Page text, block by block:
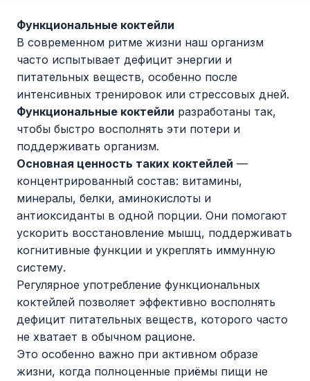
Функциональные коктейли
В современном ритме жизни наш организм
часто испытывает дефицит энергии и
питательных веществ, особенно после
интенсивных тренировок или стрессовых дней.
Функциональные коктейли разработаны так,
чтобы быстро восполнять эти потери и
поддерживать организм.
Основная ценность таких коктейлей —
концентрированный состав: витамины,
минералы, белки, аминокислоты и
антиоксиданты в одной порции. Они помогают
ускорить восстановление мышц, поддерживать
когнитивные функции и укреплять иммунную
систему.
Регулярное употребление функциональных
коктейлей позволяет эффективно восполнять
дефицит питательных веществ, которого часто
не хватает в обычном рационе.
Это особенно важно при активном образе
жизни, когда полноценные приёмы пищи не